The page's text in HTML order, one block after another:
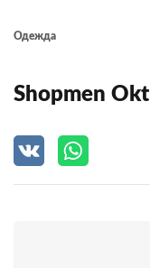
Одежда
Shopmen Okt